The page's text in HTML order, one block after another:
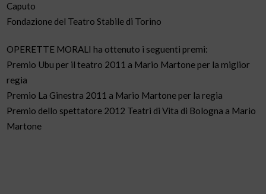
Caputo
Fondazione del Teatro Stabile di Torino
OPERETTE MORALI ha ottenuto i seguenti premi:
Premio Ubu per il teatro 2011 a Mario Martone per la miglior
regia
Premio La Ginestra 2011 a Mario Martone per la regia
Premio dello spettatore 2012 Teatri di Vita di Bologna a Mario
Martone